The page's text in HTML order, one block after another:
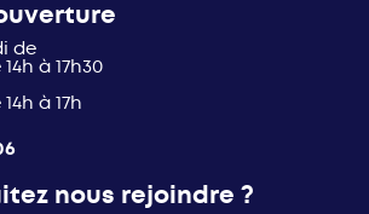
de
à 17h30
à 17h
nous rejoindre ?